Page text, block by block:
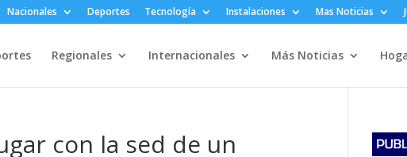
Nacionales Deportes Tecnología Instalaciones Mas Noticias
Regionales Internacionales Más Noticias
con la sed de un